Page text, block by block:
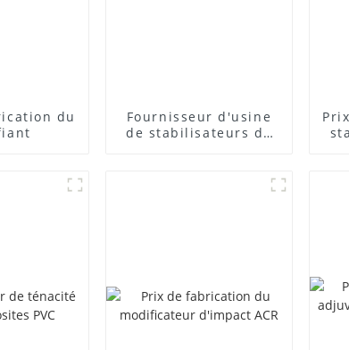
du
Fournisseur d'usine
de stabilisateurs de